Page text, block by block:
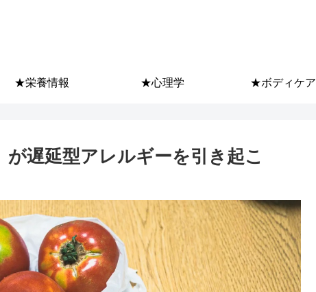
★栄養情報 ★心理学 ★ボディケア
遅延型アレルギーを引き起こ